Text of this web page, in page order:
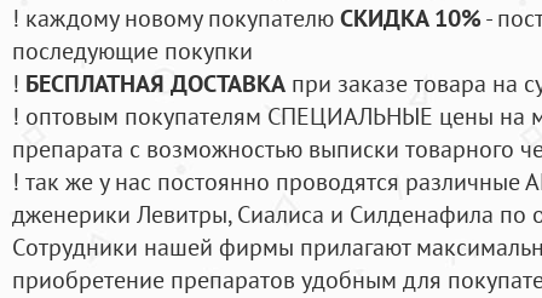
! каждому новому покупателюСКИДКА 10%-
последующие покупки
! БЕСПЛАТНАЯ ДОСТАВКА при заказе товара на
! оптовым покупателям СПЕЦИАЛЬНЫЕ цены на
препарата с возможностью выписки товарного
! так же у нас постоянно проводятся
дженерики Левитры, Сиалиса и Силденафила по
Cотрудники нашей фирмы прилагают
приобретение препаратов удобным для